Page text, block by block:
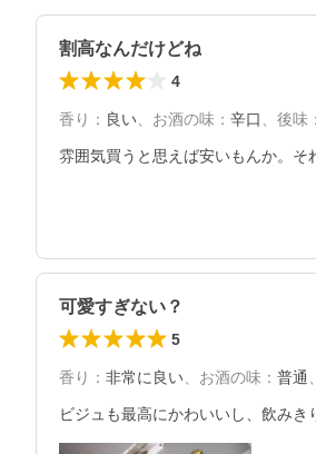
割高なんだけどね
4
香り ： 良い、 お酒の味 ： 辛口 、 後味 ：
雰囲気買うと思えば安いもんか。そ
可愛すぎない？
5
香り ： 非常に良い、 お酒の味 ： 普通 、
ビジュも最高にかわいいし、飲み